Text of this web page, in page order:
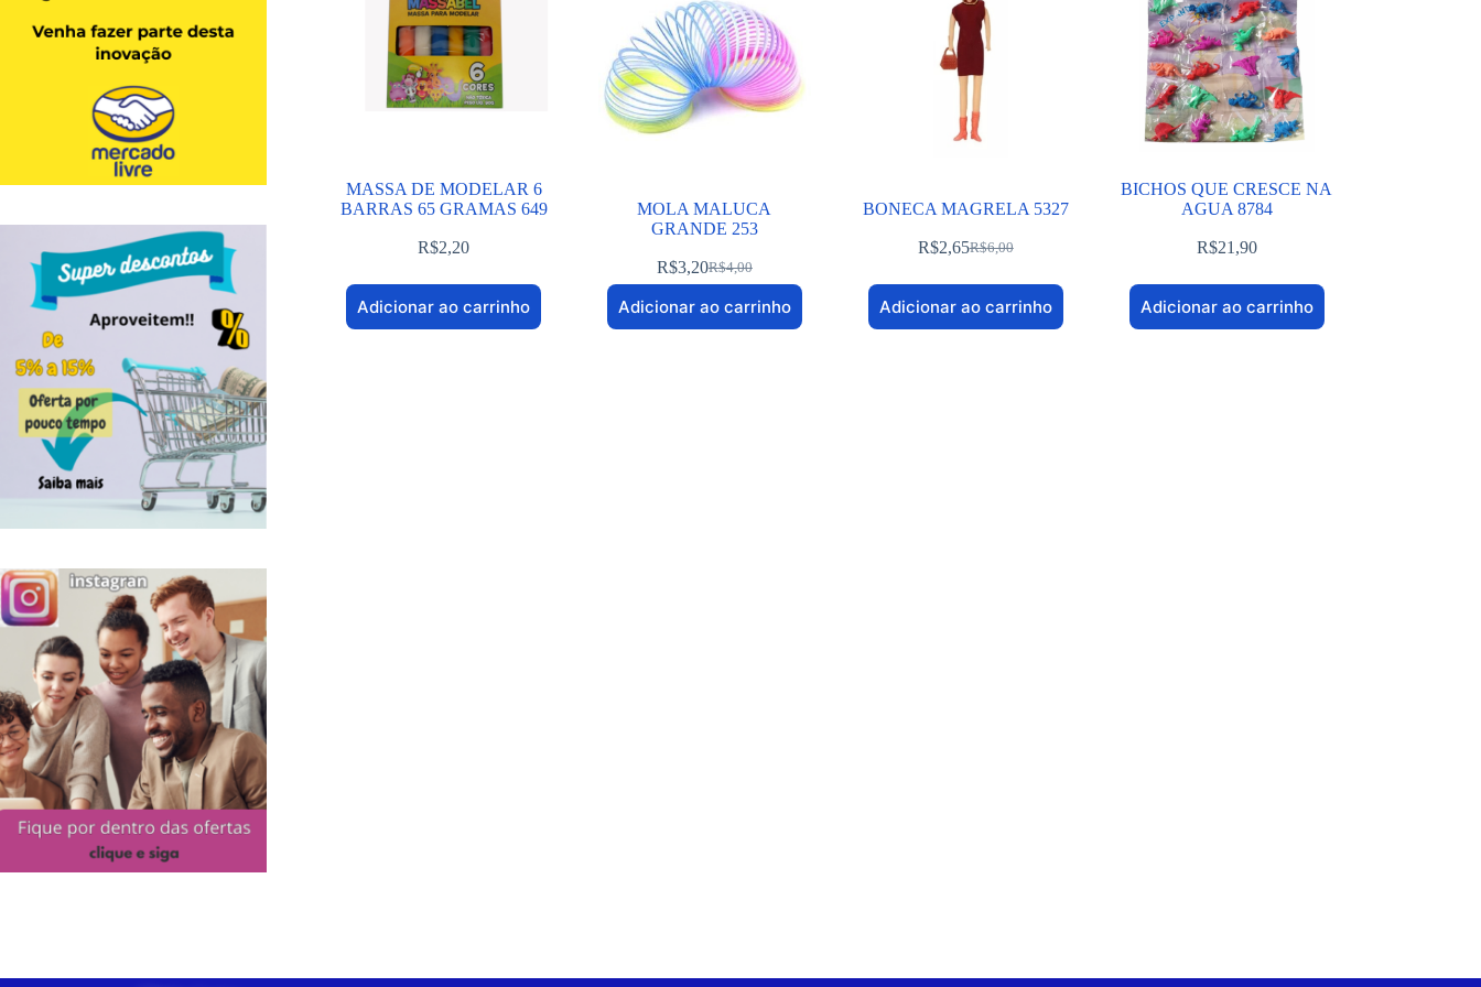
MASSA DE MODELAR 6
BARRAS 65 GRAMAS 649
R$2,20
Adicionar ao carrinho
MOLA MALUCA
GRANDE 253
R$4,00
R$3,20
Adicionar ao carrinho
BONECA MAGRELA 5327
R$6,00
R$2,65
Adicionar ao carrinho
BICHOS QUE CRESCE NA
AGUA 8784
R$21,90
Adicionar ao carrinho